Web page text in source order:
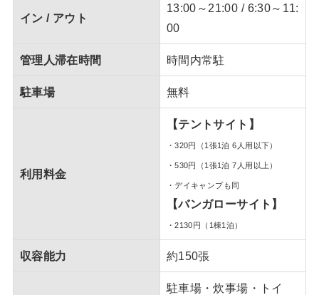
イン / アウト
13:00～21:00 / 6:30～11:
00
管理人滞在時間 時間内常駐
駐車場 無料
利用料金
【テントサイト】
・320円（1張1泊 6人用以下）
・530円（1張1泊 7人用以上）
・デイキャンプも同
【バンガローサイト】
・2130円（1棟1泊）
収容能力 約150張
駐車場・炊事場・トイ